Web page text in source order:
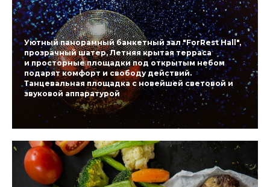
Уютный панорамный банкетный зал "ForRest Hall",
прозрачный шатер, Летняя крытая терраса
и просторные площадки под открытым небом
подарят комфорт и свободу действий.
Танцевальная площадка с новейшей световой и
звуковой аппаратурой